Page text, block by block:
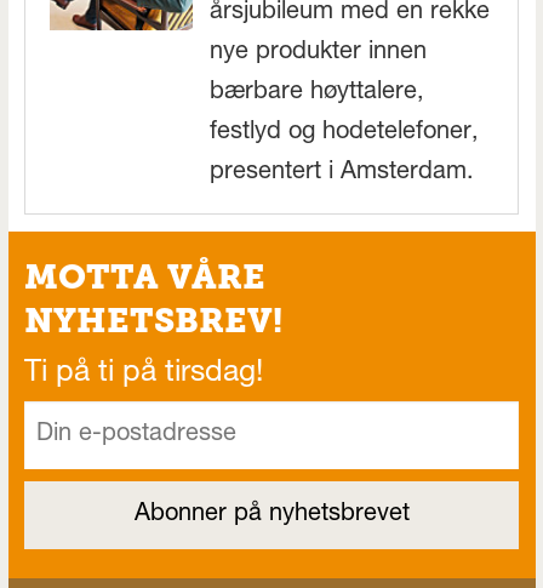
årsjubileum med en rekke
nye produkter innen
bærbare høyttalere,
festlyd og hodetelefoner,
presentert i Amsterdam.
MOTTA VÅRE
NYHETSBREV!
Ti på ti på tirsdag!